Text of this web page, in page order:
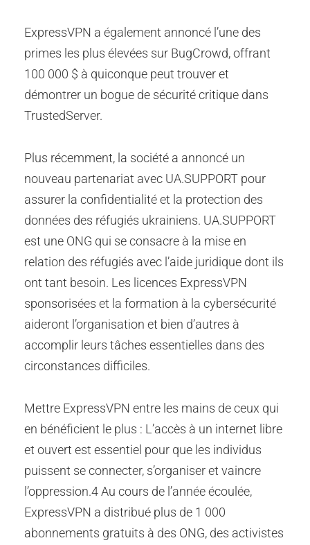
ExpressVPN a également annoncé l’une des
primes les plus élevées sur BugCrowd, offrant
100 000 $ à quiconque peut trouver et
démontrer un bogue de sécurité critique dans
TrustedServer.
Plus récemment, la société a annoncé un
nouveau partenariat avec UA.SUPPORT pour
assurer la confidentialité et la protection des
données des réfugiés ukrainiens. UA.SUPPORT
est une ONG qui se consacre à la mise en
relation des réfugiés avec l’aide juridique dont ils
ont tant besoin. Les licences ExpressVPN
sponsorisées et la formation à la cybersécurité
aideront l’organisation et bien d’autres à
accomplir leurs tâches essentielles dans des
circonstances difficiles.
Mettre ExpressVPN entre les mains de ceux qui
en bénéficient le plus : L’accès à un internet libre
et ouvert est essentiel pour que les individus
puissent se connecter, s’organiser et vaincre
l’oppression.4 Au cours de l’année écoulée,
ExpressVPN a distribué plus de 1 000
abonnements gratuits à des ONG, des activistes